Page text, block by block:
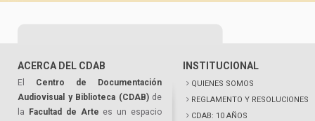
ACERCA DEL CDAB
El Centro de Documentación
Audiovisual y Biblioteca (CDAB)de
la
Facultad de Arte es un espacio
INSTITUCIONAL
QUIENES SOMOS
REGLAMENTO Y RESOLUCIONES
CDAB: 10 AÑOS